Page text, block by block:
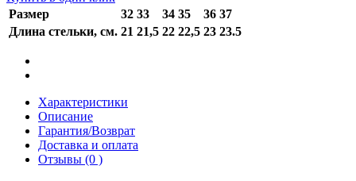
Размер
32 33 34 35 36 37
Длина стельки, см. 21 21,5 22 22,5 23 23.5
Характеристики
Описание
Гарантия/Возврат
Доставка и оплата
Отзывы (0 )